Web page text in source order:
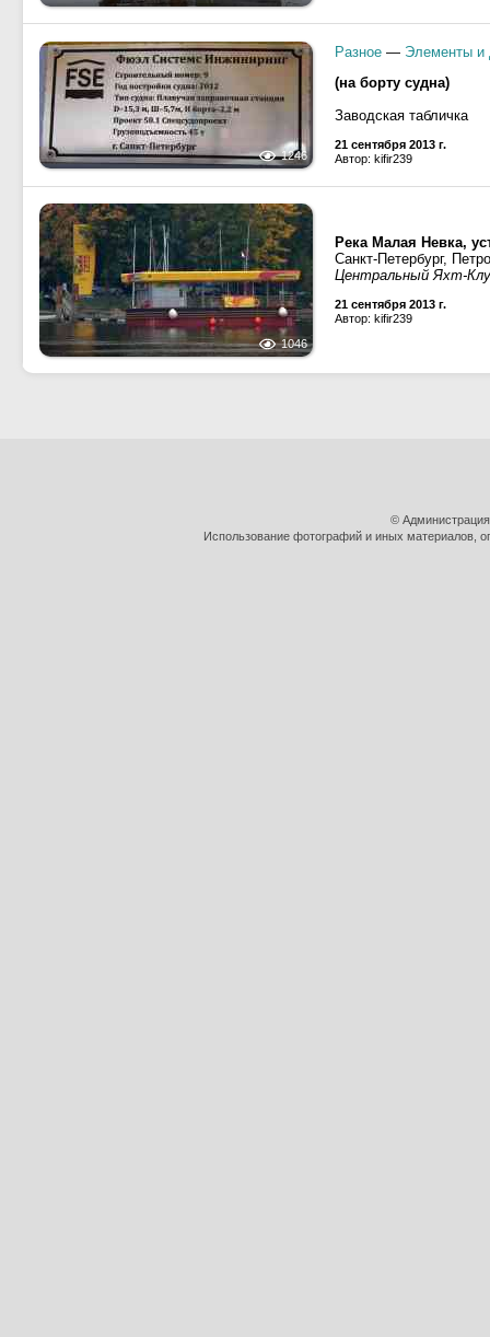
1246
Разное — Элементы и
(на борту судна)
Заводская табличка
21 сентября 2013 г.
Автор: kifir239
1046
Река Малая Невка,
Санкт-Петербург,
Центральный Яхт-
21 сентября 2013 г.
Автор: kifir239
©
Использование фотографий и иных материалов,